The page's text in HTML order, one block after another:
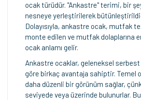
ocak türüdür. "Ankastre" terimi, bir
nesneye yerleştirilerek
Dolayısıyla, ankastre ocak, mutfak
monte edilen ve mutfak dolaplarına
ocak anlamı gelir.
Ankastre ocaklar, geleneksel
göre birkaç avantaja sahiptir. Temel
daha düzenli bir görünüm sağlar,
seviyede veya üzerinde bulunurlar.